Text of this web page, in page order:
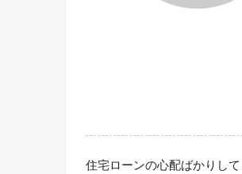
住宅ローンの心配ばかりし